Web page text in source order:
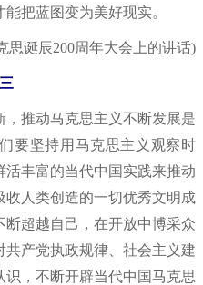
把蓝图变为美好现实。
诞辰200周年大会上的讲话)
推动马克思主义不断发展是
要坚持用马克思主义观察时
丰富的当代中国实践来推动
人类创造的一切优秀文明成
超越自己，在开放中博采众
产党执政规律、社会主义建
，不断开辟当代中国马克思